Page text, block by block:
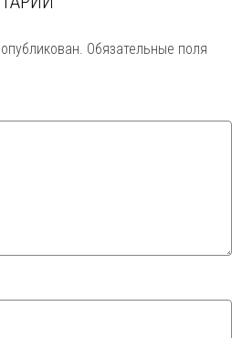
Обязательные поля